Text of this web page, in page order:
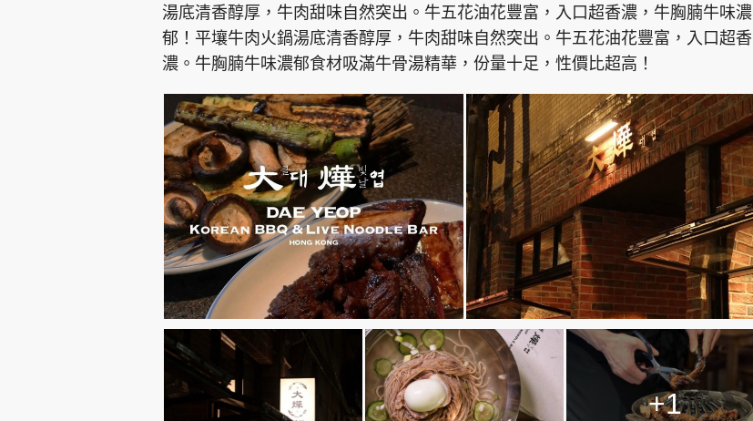
湯底清香醇厚，牛肉甜味自然突出。牛五花油花豐富，入口超香濃，牛胸腩牛味濃
郁！平壤牛肉火鍋湯底清香醇厚，牛肉甜味自然突出。牛五花油花豐富，入口超香
濃。牛胸腩牛味濃郁食材吸滿牛骨湯精華，份量十足，性價比超高！
+1